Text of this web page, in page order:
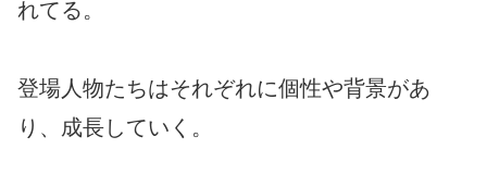
れてる。
登場人物たちはそれぞれに個性や背景があ
り、成長していく。